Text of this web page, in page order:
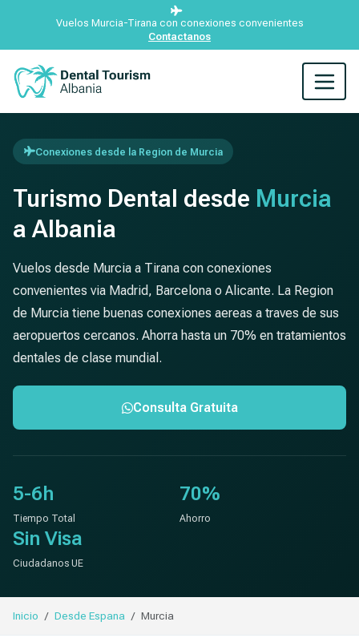
Vuelos Murcia-Tirana con conexiones convenientes
Contactanos
Conexiones desde la Region de Murcia
Turismo Dental desde Murcia
a Albania
Vuelos desde Murcia a Tirana con conexiones
convenientes via Madrid, Barcelona o Alicante. La Region
de Murcia tiene buenas conexiones aereas a traves de sus
aeropuertos cercanos. Ahorra hasta un 70% en tratamientos
dentales de clase mundial.
Consulta Gratuita
5-6h
Tiempo Total
70%
Ahorro
Sin Visa
Ciudadanos UE
Inicio Desde Espana Murcia